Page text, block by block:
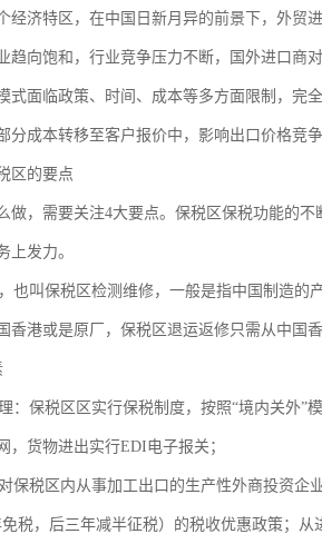
经济特区，在中国日新月异的前景下，外贸
趋向饱和，行业竞争压力不断，国外进口商
式面临政策、时间、成本等多方面限制，完
分成本转移至客户报价中，影响出口价格竞争
区的要点
做，需要关注4大要点。保税区保税功能的
上发力。
叫保税区检测维修，一般是指中国制造的
香港或是原厂，保税区退运返修只需从中国
保税区区实行保税制度，按照“境内关外”
，货物进出实行EDI电子报关；
税区内从事加工出口的生产性外商投资企
税，后三年减半征税）的税收优惠政策；